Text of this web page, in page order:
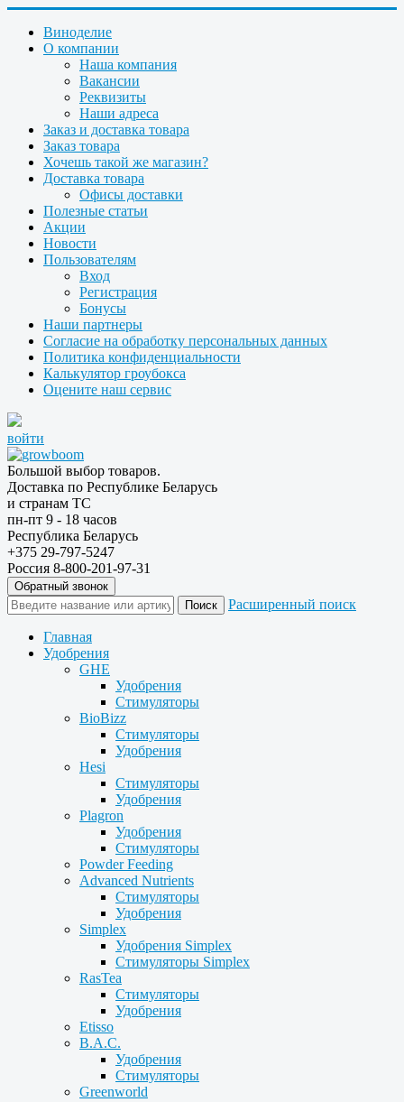
Виноделие
О компании
Наша компания
Вакансии
Реквизиты
Наши адреса
Заказ и доставка товара
Заказ товара
Хочешь такой же магазин?
Доставка товара
Офисы доставки
Полезные статьи
Акции
Новости
Пользователям
Вход
Регистрация
Бонусы
Наши партнеры
Согласие на обработку персональных данных
Политика конфиденциальности
Калькулятор гроубокса
Оцените наш сервис
войти
Большой выбор товаров.
Доставка по Республике Беларусь
и странам ТС
пн-пт 9 - 18 часов
Республика Беларусь
+375 29-797-5247
Россия 8-800-201-97-31
Обратный звонок
Расширенный поиск
Главная
Удобрения
GHE
Удобрения
Стимуляторы
BioBizz
Стимуляторы
Удобрения
Hesi
Стимуляторы
Удобрения
Plagron
Удобрения
Стимуляторы
Powder Feeding
Advanced Nutrients
Стимуляторы
Удобрения
Simplex
Удобрения Simplex
Стимуляторы Simplex
RasTea
Стимуляторы
Удобрения
Etisso
B.A.C.
Удобрения
Стимуляторы
Greenworld